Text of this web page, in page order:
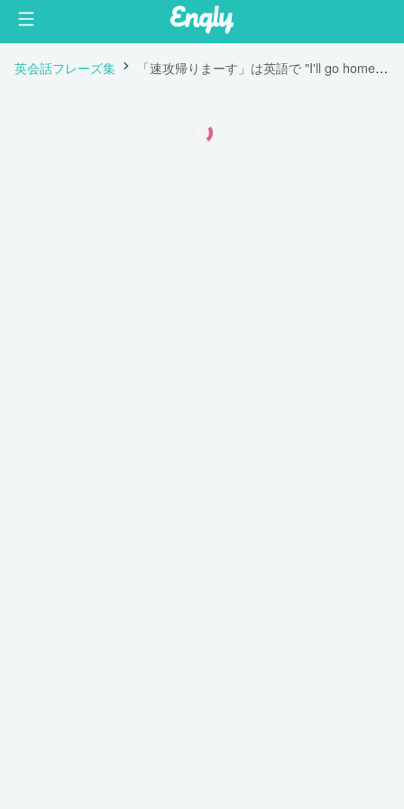
英会話フレーズ集 「速攻帰りまーす」は英語で "I'll go home right away."